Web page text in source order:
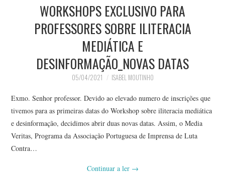
WORKSHOPS EXCLUSIVO PARA
PROFESSORES SOBRE ILITERACIA
MEDIÁTICA E
DESINFORMAÇÃO_NOVAS DATAS
05/04/2021 ISABEL MOUTINHO
Exmo. Senhor professor. Devido ao elevado numero de inscrições que
tivemos para as primeiras datas do Workshop sobre iliteracia mediática
e desinformação, decidimos abrir duas novas datas. Assim, o Media
Veritas, Programa da Associação Portuguesa de Imprensa de Luta
Contra…
Continuar a ler →